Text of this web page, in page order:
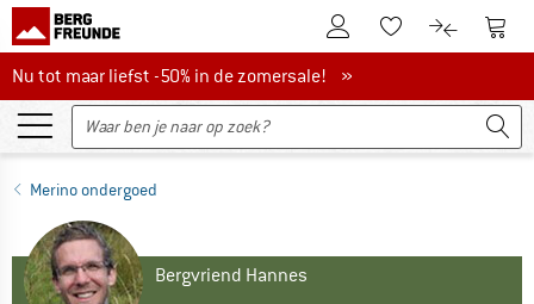
De klantenaccount
Naar deNaar de
Nu tot maar liefst -50% in de zomersale!
Nu tot maar liefst -50% in de zomersale! »
Merino ondergoed
Bergvriend Hannes